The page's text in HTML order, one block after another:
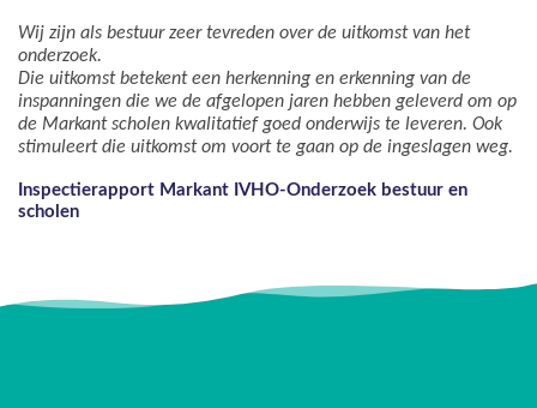
Wij zijn als bestuur zeer tevreden over de uitkomst van het
onderzoek.
Die uitkomst betekent een herkenning en erkenning van de
inspanningen die we de afgelopen jaren hebben geleverd om op
de Markant scholen kwalitatief goed onderwijs te leveren. Ook
stimuleert die uitkomst om voort te gaan op de ingeslagen weg.
Inspectierapport Markant IVHO-Onderzoek bestuur en
scholen